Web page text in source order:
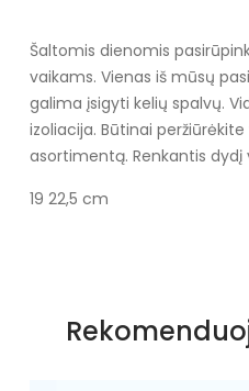
Šaltomis dienomis
vaikams. Vienas iš mūsų
galima įsigyti kelių spalvų.
izoliacija. Būtinai
asortimentą. Renkantis
19 22,5 cm